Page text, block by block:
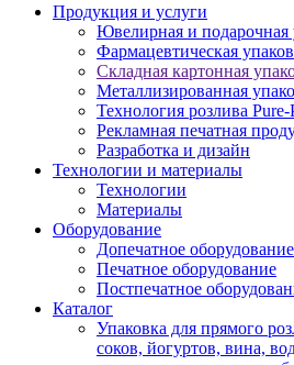
Продукция и услуги
Ювелирная и подарочная
Фармацевтическая
Складная картонная
Металлизированная
Технология розлива Pure-
Рекламная печатная
Разработка и дизайн
Технологии и материалы
Технологии
Материалы
Оборудование
Допечатное оборудование
Печатное оборудование
Постпечатное
Каталог
Упаковка для прямого
соков, йогуртов, вина,